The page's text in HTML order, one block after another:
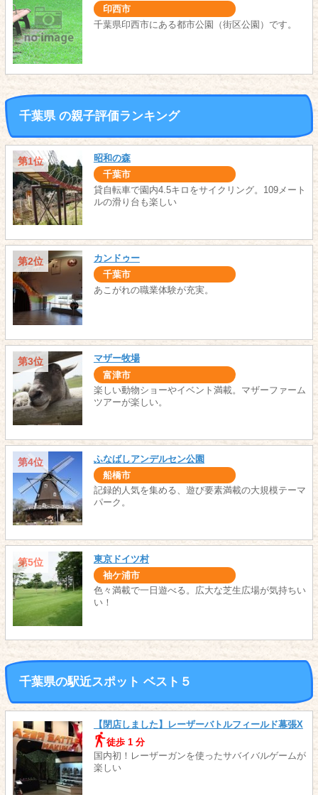
印西市
千葉県印西市にある都市公園（街区公園）です。
千葉県 の親子評価ランキング
第1位 昭和の森
千葉市
貸自転車で園内4.5キロをサイクリング。109メート
ルの滑り台も楽しい
第2位 カンドゥー
千葉市
あこがれの職業体験が充実。
第3位 マザー牧場
富津市
楽しい動物ショーやイベント満載。マザーファーム
ツアーが楽しい。
第4位 ふなばしアンデルセン公園
船橋市
記録的人気を集める、遊び要素満載の大規模テーマ
パーク。
第5位 東京ドイツ村
袖ケ浦市
色々満載で一日遊べる。広大な芝生広場が気持ちい
い！
千葉県の駅近スポット ベスト５
【閉店しました】レーザーバトルフィールド幕張X
徒歩 1 分
国内初！レーザーガンを使ったサバイバルゲームが
楽しい